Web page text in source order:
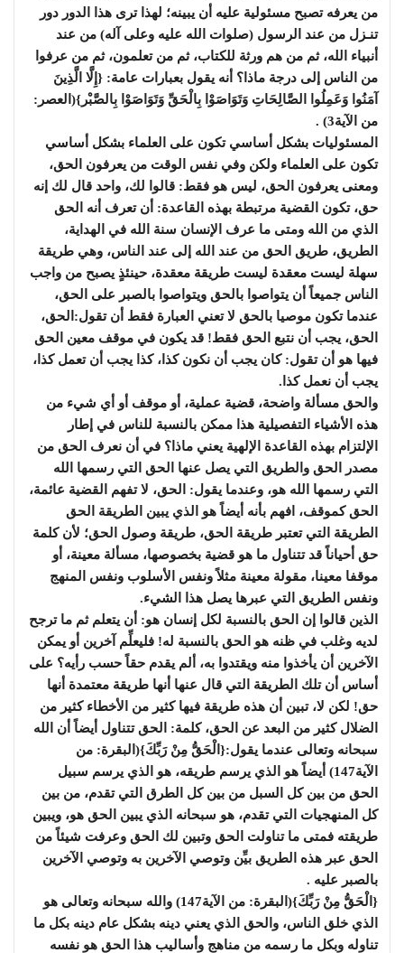
من يعرفه تصبح مسئولية عليه أن يبينه؛ لهذا ترى هذا الدور دور
تنـزل من عند الرسول (صلوات الله عليه وعلى آله) من عند
أنبياء الله، ثم من هم ورثة للكتاب، ثم من تعلمون، ثم من عرفوا
من الناس إلى درجة ماذا؟ أنه يقول بعبارات عامة: {إِلَّا الَّذِينَ
آمَنُوا وَعَمِلُوا الصَّالِحَاتِ وَتَوَاصَوْا بِالْحَقِّ وَتَوَاصَوْا بِالصَّبْر}(العصر:
من الآية3) .
المسئوليات بشكل أساسي تكون على العلماء بشكل أساسي
تكون على العلماء ولكن وفي نفس الوقت من يعرفون الحق،
ومعنى يعرفون الحق، ليس هو فقط: قالوا لك، واحد قال لك إنه
حق، تكون القضية مرتبطة بهذه القاعدة: أن تعرف أنه الحق
الذي من الله ومتى ما عرف الإنسان سنة الله في الهداية،
الطريق، طريق الحق من عند الله إلى عند الناس، وهي طريقة
سهلة ليست معقدة ليست طريقة معقدة، حينئذٍ يصبح من واجب
الناس جميعاً أن يتواصوا بالحق ويتواصوا بالصبر على الحق،
عندما تكون موصيا بالحق لا تعني العبارة فقط أن تقول:الحق،
الحق، يجب أن نتبع الحق فقط! قد يكون في موقف معين الحق
فيها هو أن تقول: كان يجب أن نكون كذا، كذا يجب أن تعمل كذا،
يجب أن نعمل كذا.
والحق مسألة واضحة، قضية عملية، أو موقف أو أي شيء من
هذه الأشياء التفصيلية هذا ممكن بالنسبة للناس في إطار
الإلتزام بهذه القاعدة الإلهية يعني ماذا؟ في أن نعرف الحق من
مصدر الحق والطريق التي يصل عنها الحق التي رسمها الله
التي رسمها الله هو، وعندما يقول: الحق، لا تفهم القضية عائمة،
الحق كموقف، افهم بأنه أيضاً هو الذي يبين الطريقة الحق
الطريقة التي تعتبر طريقة الحق، طريقة وصول الحق؛ لأن كلمة
حق أحياناً قد تتناول ما هو قضية بخصوصها، مسألة معينة، أو
موقفا معينا، مقولة معينة مثلاً ونفس الأسلوب ونفس المنهج
ونفس الطريق التي عبرها يصل هذا الشيء.
الذين قالوا إن الحق بالنسبة لكل إنسان هو: أن يتعلم ثم ما ترجح
لديه وغلب في ظنه هو الحق بالنسبة له! فليعلِّم آخرين أو يمكن
الآخرين أن يأخذوا منه ويقتدوا به، ألم يقدم حقاً حسب رأيه؟ على
أساس أن تلك الطريقة التي قال عنها أنها طريقة معتمدة أنها
حق! لكن لا، تبين أن هذه طريقة فيها كثير من الأخطاء كثير من
الضلال كثير من البعد عن الحق، كلمة: الحق تتناول أيضاً أن الله
سبحانه وتعالى عندما يقول:{الْحَقُّ مِنْ رَبِّكَ}(البقرة: من
الآية147) أيضاً هو الذي يرسم طريقه، هو الذي يرسم سبيل
الحق من بين كل السبل من بين كل الطرق التي تقدم، من بين
كل المنهجيات التي تقدم، هو سبحانه الذي يبين الحق هو، ويبين
طريقته فمتى ما تناولت الحق وتبين لك الحق وعرفت شيئاً من
الحق عبر هذه الطريق بيِّن وتوصي الآخرين به وتوصي الآخرين
بالصبر عليه .
{الْحَقُّ مِنْ رَبِّكَ}(البقرة: من الآية147) والله سبحانه وتعالى هو
الذي خلق الناس، والحق الذي يعني دينه بشكل عام دينه بكل ما
تناوله وبكل ما رسمه من مناهج وأساليب هذا الحق هو نفسه